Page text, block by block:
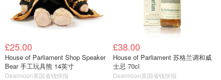
£25.00
House of Parliament Shop Speaker
Bear 手工玩具熊 14英寸
Dealmoon英国省钱快报
£38.00
House of Parliament 苏格兰调和威
士忌 70cl
Dealmoon英国省钱快报